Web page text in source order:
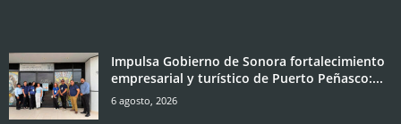
Impulsa Gobierno de Sonora fortalecimiento
empresarial y turístico de Puerto Peñasco:...
6 agosto, 2026